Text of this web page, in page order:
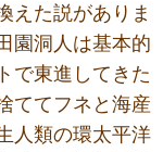
えた説がありま
園洞人は基本的
で東進してきた
ててフネと海産
人類の環太平洋